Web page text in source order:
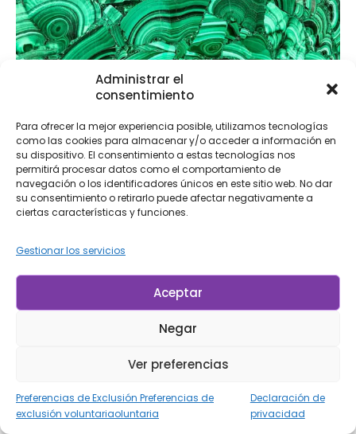
Administrar el
consentimiento
Para ofrecer la mejor experiencia posible, utilizamos tecnologías
como las cookies para almacenar y/o acceder a información en
su dispositivo. El consentimiento a estas tecnologías nos
permitirá procesar datos como el comportamiento de
navegación o los identificadores únicos en este sitio web. No dar
su consentimiento o retirarlo puede afectar negativamente a
ciertas características y funciones.
Gestionar los servicios
Aceptar
Negar
Ver preferencias
Preferencias de Exclusión Preferencias de
exclusión voluntariaoluntaria
Declaración de
privacidad
BLOG,PIEDRAS
Malaquita: la piedra de la transformación, la
protección y la renovación energética
Pocas piedras naturales tienen un aspecto tan llamativo
como la malaquita. Sus patrones concéntricos en diferentes
decorativos y arte la convierten en uno de los minerales más
reconocibles del mundo. Además de su belleza única, la
Continue Reading
24
May
0